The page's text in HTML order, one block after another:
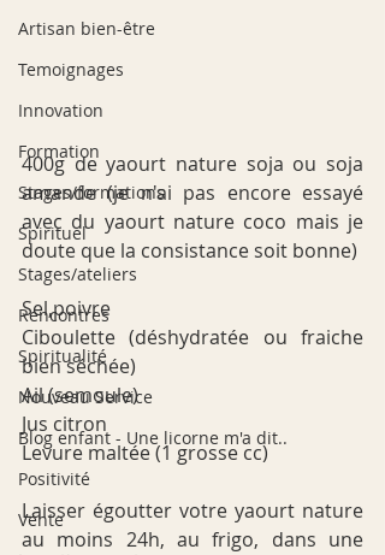
Artisan bien-être
Temoignages
Innovation
Formation
Stages/formations
Spirituel
Stages/ateliers
Rencontres
Spiritualité
Nouveau Service
Blog enfant - Une licorne m'a dit..
Positivité
Vente
400g de yaourt nature soja ou soja
amande (je n'ai pas encore essayé
avec du yaourt nature coco mais je
doute que la consistance soit bonne)
Sel,poivre
Ciboulette (déshydratée ou fraiche
bien séchée)
Ail (semoule)
Jus citron
Levure maltée (1 grosse cc)
Laisser égoutter votre yaourt nature
au moins 24h, au frigo, dans une